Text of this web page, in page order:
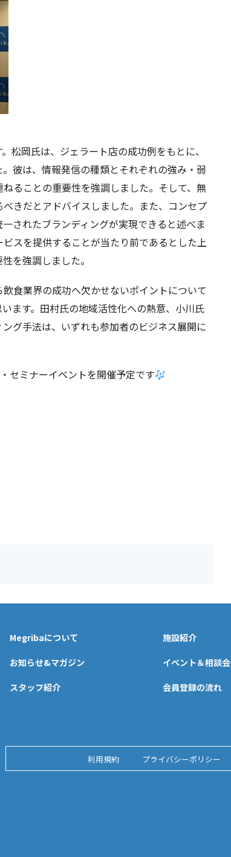
松岡氏は、ジェラート店の成功例をもとに、
彼は、情報発信の種類とそれぞれの強み・弱
ることの重要性を強調しました。そして、無
きだとアドバイスしました。また、コンセプ
されたブランディングが実現できると述べま
スを提供することが当たり前であるとした上
を強調しました。
食業界の成功へ欠かせないポイントについて
ます。田村氏の地域活性化への熱意、小川氏
グ手法は、いずれも参加者のビジネス展開に
セミナーイベントを開催予定です
Megribaについて 施設紹介
お知らせ&マガジン イベント＆相談会
スタッフ紹介 会員登録の流れ
利用規約 プライバシーポリシー